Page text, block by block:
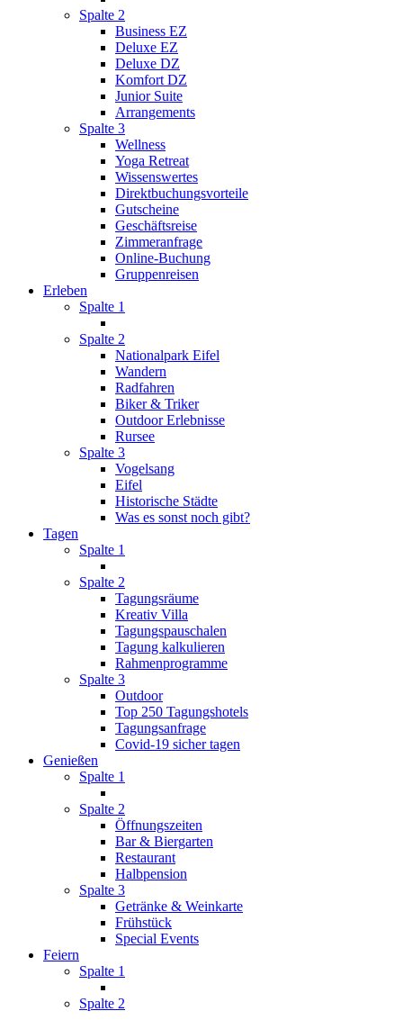
Spalte 2
Business EZ
Deluxe EZ
Deluxe DZ
Komfort DZ
Junior Suite
Arrangements
Spalte 3
Wellness
Yoga Retreat
Wissenswertes
Direktbuchungsvorteile
Gutscheine
Geschäftsreise
Zimmeranfrage
Online-Buchung
Gruppenreisen
Erleben
Spalte 1
Spalte 2
Nationalpark Eifel
Wandern
Radfahren
Biker & Triker
Outdoor Erlebnisse
Rursee
Spalte 3
Vogelsang
Eifel
Historische Städte
Was es sonst noch gibt?
Tagen
Spalte 1
Spalte 2
Tagungsräume
Kreativ Villa
Tagungspauschalen
Tagung kalkulieren
Rahmenprogramme
Spalte 3
Outdoor
Top 250 Tagungshotels
Tagungsanfrage
Covid-19 sicher tagen
Genießen
Spalte 1
Spalte 2
Öffnungszeiten
Bar & Biergarten
Restaurant
Halbpension
Spalte 3
Getränke & Weinkarte
Frühstück
Special Events
Feiern
Spalte 1
Spalte 2